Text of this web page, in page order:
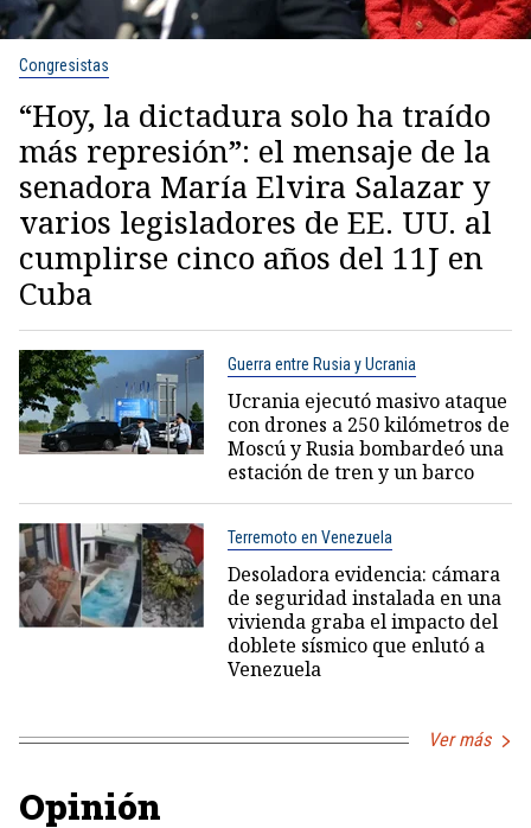
Congresistas
“Hoy, la dictadura solo ha traído
más represión”: el mensaje de la
senadora María Elvira Salazar y
varios legisladores de EE. UU. al
cumplirse cinco años del 11J en
Cuba
Guerra entre Rusia y Ucrania
Ucrania ejecutó masivo ataque
con drones a 250 kilómetros de
Moscú y Rusia bombardeó una
estación de tren y un barco
Terremoto en Venezuela
Desoladora evidencia: cámara
de seguridad instalada en una
vivienda graba el impacto del
doblete sísmico que enlutó a
Venezuela
Ver más
Opinión